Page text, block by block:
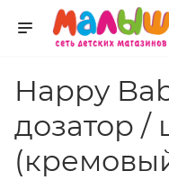
Happy
дозатор /